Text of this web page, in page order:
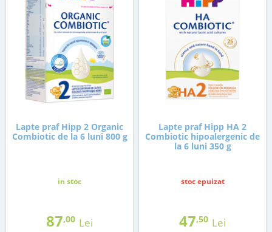
Lapte praf Hipp 2 Organic
Combiotic de la 6 luni 800 g
in stoc
87,00 Lei
Lapte praf Hipp HA 2
Combiotic hipoalergenic de
la 6 luni 350 g
stoc epuizat
47,50 Lei